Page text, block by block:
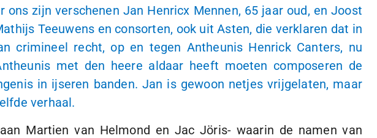
zijn verschenen Jan Henricx Mennen, 65 jaar oud, en Joost
Teeuwens en consorten, ook uit Asten, die verklaren dat in
crimineel recht, op en tegen Antheunis Henrick Canters, nu
met den heere aldaar heeft moeten composeren de
in ijseren banden. Jan is gewoon netjes vrijgelaten, maar
verhaal.
Martien van Helmond en Jac Jöris- waarin de namen van